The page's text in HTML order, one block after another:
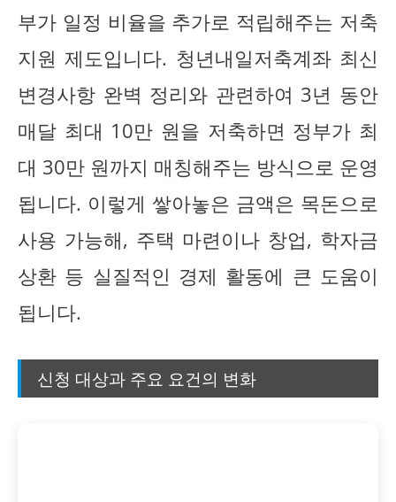
부가 일정 비율을 추가로 적립해주는 저축
지원 제도입니다. 청년내일저축계좌 최신
변경사항 완벽 정리와 관련하여 3년 동안
매달 최대 10만 원을 저축하면 정부가 최
대 30만 원까지 매칭해주는 방식으로 운영
됩니다. 이렇게 쌓아놓은 금액은 목돈으로
사용 가능해, 주택 마련이나 창업, 학자금
상환 등 실질적인 경제 활동에 큰 도움이
됩니다.
신청 대상과 주요 요건의 변화